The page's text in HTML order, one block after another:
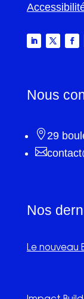
Nous
 29

Nos
Le nouveau